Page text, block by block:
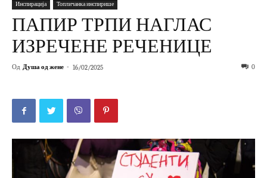
Инспирација Топличанка инспирише
ПАПИР ТРПИ НАГЛАС
ИЗРЕЧЕНЕ РЕЧЕНИЦЕ
Од Душа од жене - 16/02/2025 0